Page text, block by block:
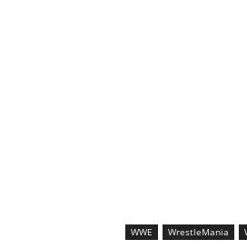
WWE WrestleMania